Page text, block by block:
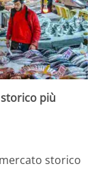
più
storico